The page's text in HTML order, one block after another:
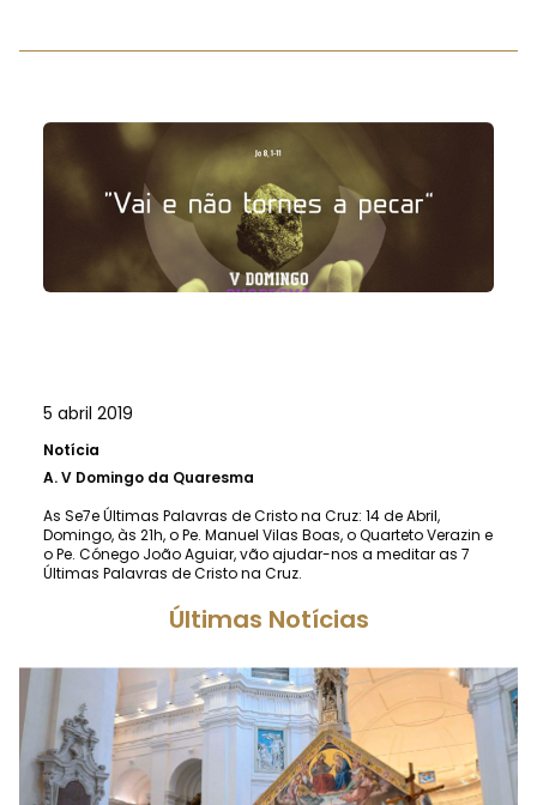
5 abril 2019
Notícia
A.V Domingo da Quaresma
As Se7e Últimas Palavras de Cristo na Cruz: 14 de Abril,
Domingo, às 21h, o Pe. Manuel Vilas Boas, o Quarteto Verazin e
o Pe. Cónego João Aguiar, vão ajudar-nos a meditar as 7
Últimas Palavras de Cristo na Cruz.
Últimas Notícias